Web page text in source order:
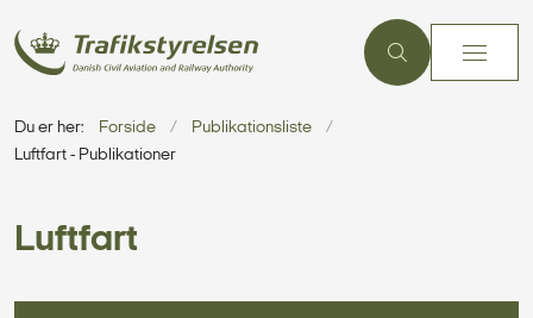
Du er her: Forside
Publikationsliste
Luftfart - Publikationer
Luftfart